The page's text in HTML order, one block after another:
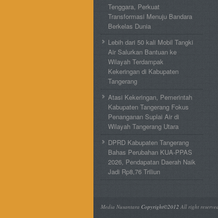
Tenggara, Perkuat
Transformasi Menuju Bandara
Berkelas Dunia
Lebih dari 50 kali Mobil Tangki
Air Salurkan Bantuan ke
Wilayah Terdampak
Kekeringan di Kabupaten
Tangerang
Atasi Kekeringan, Pemerintah
Kabupaten Tangerang Fokus
Penanganan Suplai Air di
Wilayah Tangerang Utara
DPRD Kabupaten Tangerang
Bahas Perubahan KUA-PPAS
2026, Pendapatan Daerah Naik
Jadi Rp8,76 Triliun
Media Nusantara Copyright©2012 All right